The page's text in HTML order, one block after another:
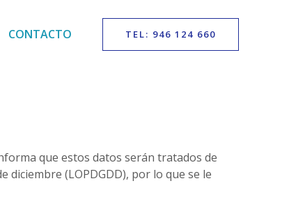
CONTACTO TEL: 946 124 660
que estos datos serán tratados de
diciembre (LOPDGDD), por lo que se le